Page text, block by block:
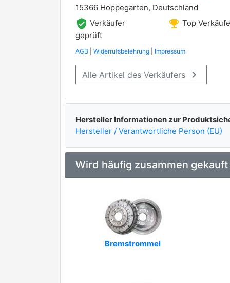
MAGNETI MARELLI
METELLI
MINTEX
REMSA
SWAG
TEXTAR premium Marke
TRUSTING
VALEO premium Marke
15366 Hoppegarten, Deutschland
verified_user Verkäufer
geprüft
emoji_events Top
AGB Widerrufsbelehrung Impressum
Alle Artikel des Verkäufers keyboard_arrow_right
Hersteller Informationen zur
Hersteller / Verantwortliche Person (EU)
Wird häufig zusammen gekauft
Bremstrommel